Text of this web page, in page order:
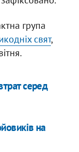
група
свят,
серед
на